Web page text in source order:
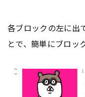
各ブロックの左に出
とで、簡単にブロッ